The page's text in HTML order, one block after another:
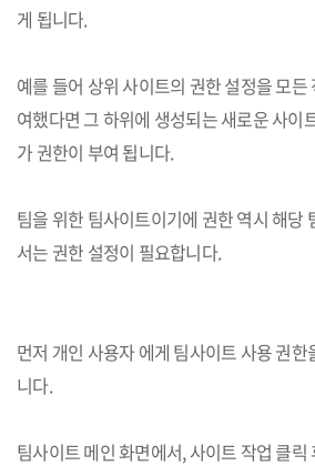
게 됩니다.
예를 들어 상위 사이트의 권한 설정을 모
여했다면 그 하위에 생성되는 새로운 사이
가 권한이 부여 됩니다.
팀을 위한 팀사이트이기에 권한 역시 해당
서는 권한 설정이 필요합니다.
먼저 개인 사용자 에게 팀사이트 사용 권
니다.
팀사이트 메인 화면에서, 사이트 작업 클릭